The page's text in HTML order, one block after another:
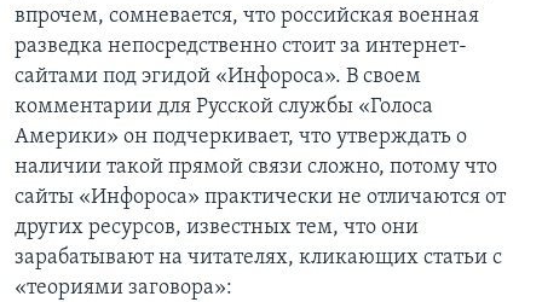
впрочем, сомневается, что российская военная
разведка непосредственно стоит за интернет-
сайтами под эгидой «Инфороса». В своем
комментарии для Русской службы «Голоса
Америки» он подчеркивает, что утверждать о
наличии такой прямой связи сложно, потому что
сайты «Инфороса» практически не отличаются от
других ресурсов, известных тем, что они
зарабатывают на читателях, кликающих статьи с
«теориями заговора»: